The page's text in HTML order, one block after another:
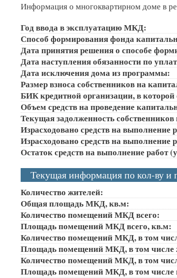
Информация о многоквартирном доме в
Год ввода в эксплуатацию МКД:
Способ формирования фонда
Дата принятия решения о способе
Дата наступления обязанности по
Дата исключения дома из программы:
Размер взноса собственников на
БИК кредитной организации, в
Объем средств на проведение
Текущая задолженность
Израсходовано средств на выполнение
Израсходовано средств на выполнение
Остаток средств на выполнение работ
Текущая информация по кол-ву
Количество жителей:
Общая площадь МКД, кв.м:
Количество помещений МКД всего:
Площадь помещений МКД всего, кв.м:
Количество помещений МКД, в том
Площадь помещений МКД, в том
Количество помещений МКД, в том
Площадь помещений МКД, в том числе